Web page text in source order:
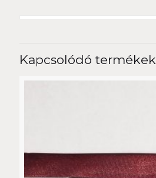
Kapcsolódó termékek